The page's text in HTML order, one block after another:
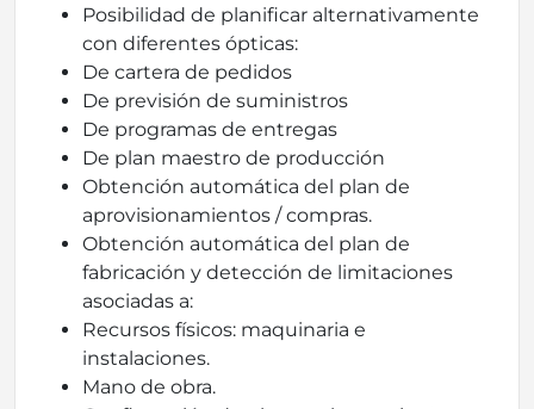
Posibilidad de planificar alternativamente
con diferentes ópticas:
De cartera de pedidos
De previsión de suministros
De programas de entregas
De plan maestro de producción
Obtención automática del plan de
aprovisionamientos / compras.
Obtención automática del plan de
fabricación y detección de limitaciones
asociadas a:
Recursos físicos: maquinaria e
instalaciones.
Mano de obra.